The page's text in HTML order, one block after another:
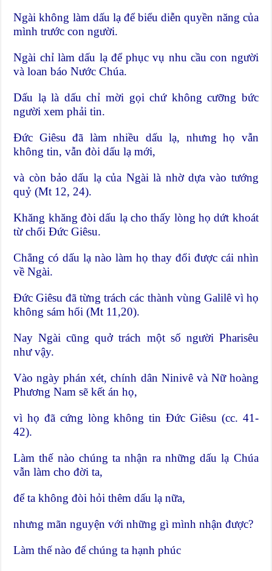
Ngài không làm dấu lạ để biểu diễn quyền năng của
mình trước con người.
Ngài chỉ làm dấu lạ để phục vụ nhu cầu con người
và loan báo Nước Chúa.
Dấu lạ là dấu chỉ mời gọi chứ không cưỡng bức
người xem phải tin.
Đức Giêsu đã làm nhiều dấu lạ, nhưng họ vẫn
không tin, vẫn đòi dấu lạ mới,
và còn bảo dấu lạ của Ngài là nhờ dựa vào tướng
quỷ (Mt 12, 24).
Khăng khăng đòi dấu lạ cho thấy lòng họ dứt khoát
từ chối Đức Giêsu.
Chẳng có dấu lạ nào làm họ thay đổi được cái nhìn
về Ngài.
Đức Giêsu đã từng trách các thành vùng Galilê vì họ
không sám hối (Mt 11,20).
Nay Ngài cũng quở trách một số người Pharisêu
như vậy.
Vào ngày phán xét, chính dân Ninivê và Nữ hoàng
Phương Nam sẽ kết án họ,
vì họ đã cứng lòng không tin Đức Giêsu (cc. 41-
42).
Làm thế nào chúng ta nhận ra những dấu lạ Chúa
vẫn làm cho đời ta,
để ta không đòi hỏi thêm dấu lạ nữa,
nhưng mãn nguyện với những gì mình nhận được?
Làm thế nào để chúng ta hạnh phúc